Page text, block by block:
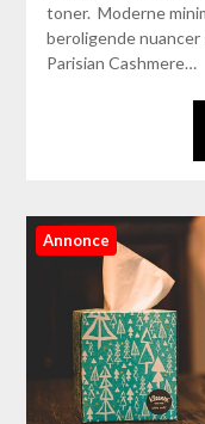
toner. Moderne
beroligende nuancer
Parisian Cashmere…
Annonce